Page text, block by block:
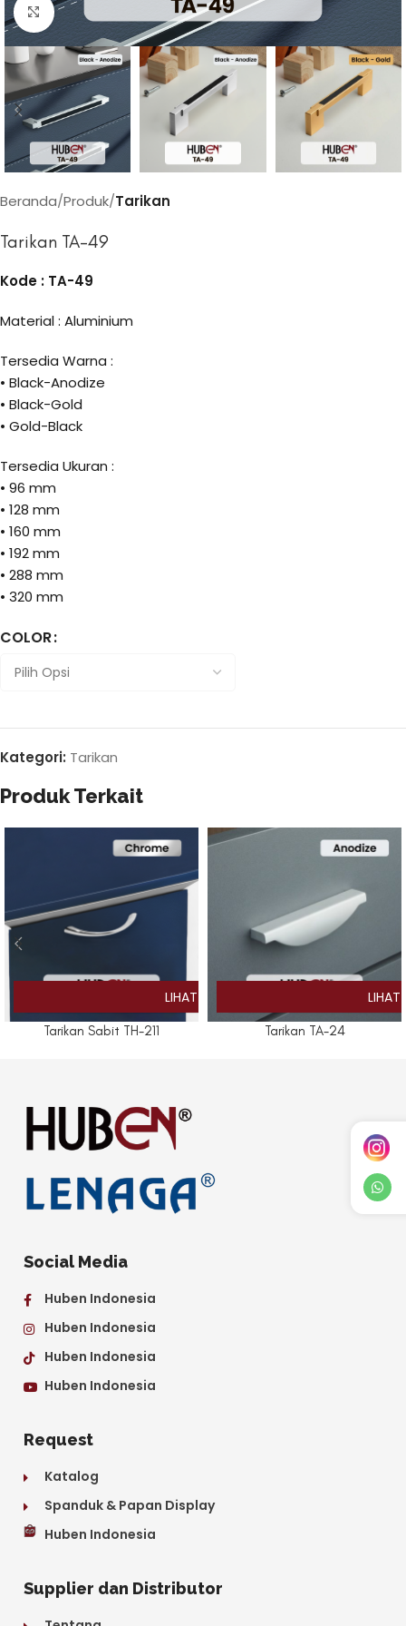
Click to enlarge
Beranda Produk Tarikan
Tarikan TA-49
Kode : TA-49
Material : Aluminium
Tersedia Warna :
• Black-Anodize
• Black-Gold
• Gold-Black
Tersedia Ukuran :
• 96 mm
• 128 mm
• 160 mm
• 192 mm
• 288 mm
• 320 mm
COLOR
Kategori: Tarikan
Produk Terkait
Tarikan Sabit TH-211 Tarikan TA-24
Social Media
Huben Indonesia
Huben Indonesia
Huben Indonesia
Huben Indonesia
Request
Katalog
Spanduk & Papan Display
Huben Indonesia
Supplier dan Distributor